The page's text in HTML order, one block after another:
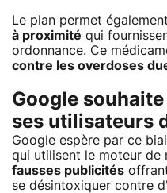
Le plan permet
à proximité qui
ordonnance. Ce
contre les overdoses
Google
ses utilisateurs
Google espère par ce
qui utilisent le moteur de
fausses publicités
se désintoxiquer contre